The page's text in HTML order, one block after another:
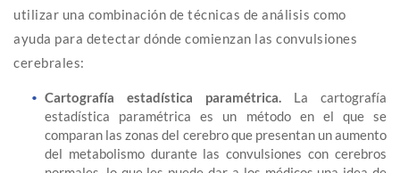
utilizar una combinación de técnicas de análisis como
ayuda para detectar dónde comienzan las convulsiones
cerebrales:
Cartografía estadística paramétrica. La cartografía
estadística paramétrica es un método en el que se
comparan las zonas del cerebro que presentan un aumento
del metabolismo durante las convulsiones con cerebros